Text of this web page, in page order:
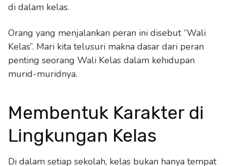
di dalam kelas.
Orang yang menjalankan peran ini disebut “Wali
Kelas”. Mari kita telusuri makna dasar dari peran
penting seorang Wali Kelas dalam kehidupan
murid-muridnya.
Membentuk Karakter di
Lingkungan Kelas
Di dalam setiap sekolah, kelas bukan hanya tempat